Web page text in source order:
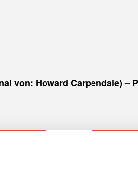
von: Howard Carpendale) –